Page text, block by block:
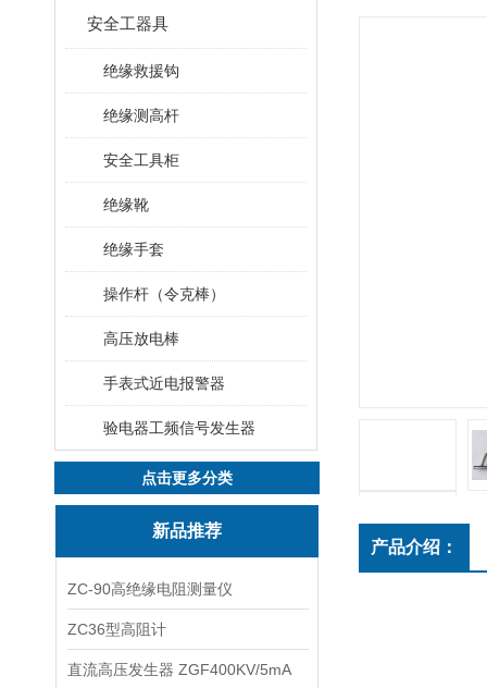
安全工器具
绝缘救援钩
绝缘测高杆
安全工具柜
绝缘靴
绝缘手套
操作杆（令克棒）
高压放电棒
手表式近电报警器
验电器工频信号发生器
点击更多分类
新品推荐
ZC-90高绝缘电阻测量仪
ZC36型高阻计
直流高压发生器 ZGF400KV/5mA
产品介绍：